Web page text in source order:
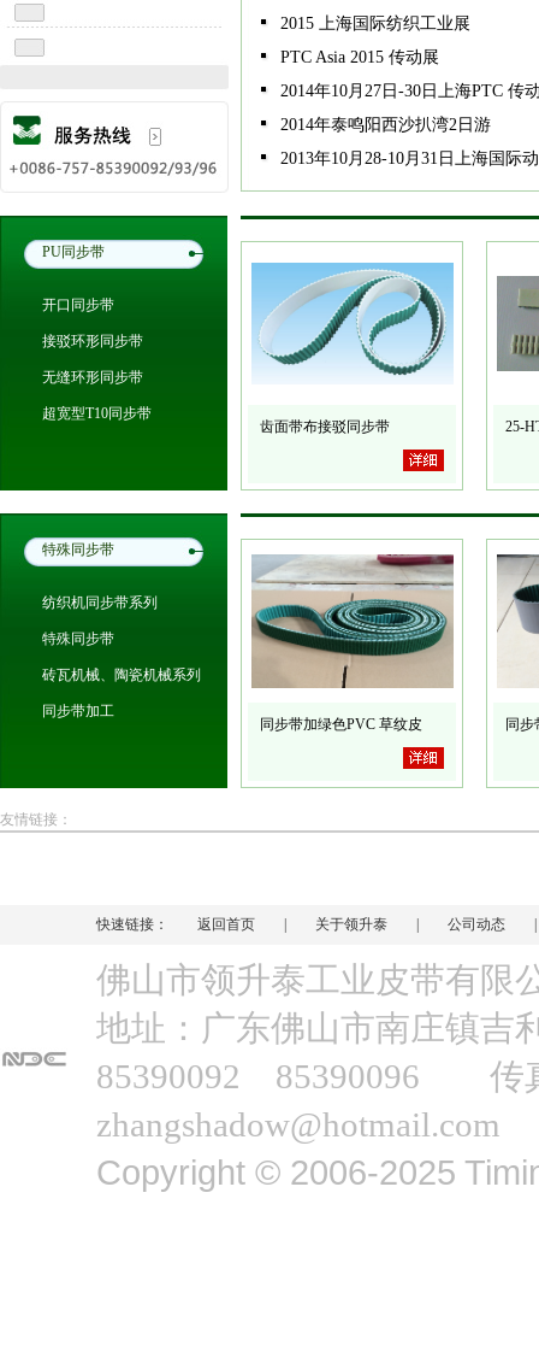
2015 上海国际纺织工业展
PTC Asia 2015 传动展
2014年10月27日-30日上海PTC 传
2014年泰鸣阳西沙扒湾2日游
2013年10月28-10月31日上海国际
PU同步带
开口同步带
接驳环形同步带
无缝环形同步带
超宽型T10同步带
齿面带布接驳同步带 25-
特殊同步带
纺织机同步带系列
特殊同步带
砖瓦机械、陶瓷机械系列
同步带加工
同步带加绿色PVC 草纹皮 同步
友情链接：
快速链接： 返回首页 关于领升泰 公司动态
佛山市领升泰工业皮带
地址：广东佛山市南庄镇
85390092 85390096 传
zhangshadow@hotmail.com
Copyright © 2006-2025